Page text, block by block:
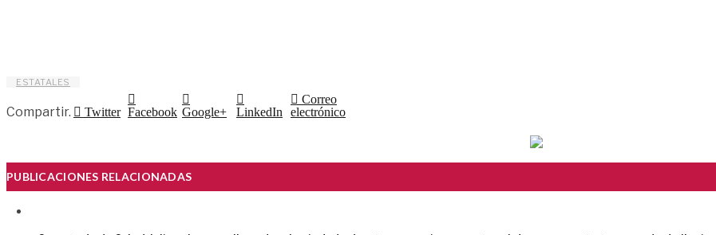
ESTATALES
Compartir. Twitter Facebook Google+ LinkedIn
Correo
electrónico
PUBLICACIONES RELACIONADAS